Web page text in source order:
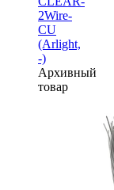
2Wire-
CU
(Arlight,
-)
Архивный
товар